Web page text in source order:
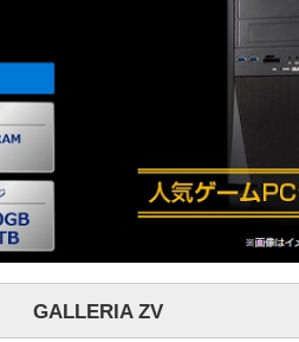
GALLERIA ZV